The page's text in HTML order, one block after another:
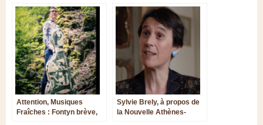
Attention, Musiques
Fraîches : Fontyn brève,
Sylvie Brely, à propos de
la Nouvelle Athènes-